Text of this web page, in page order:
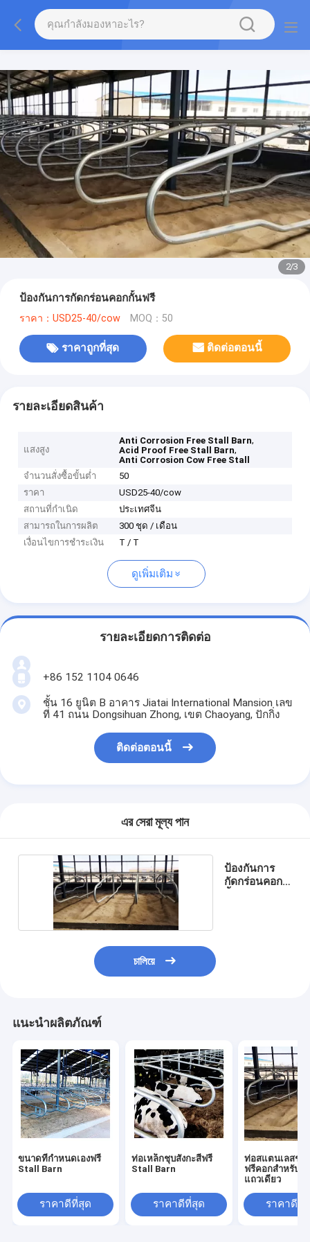
2/3
ป้องกันการกัดกร่อนคอกกั้นฟรี
ราคา：USD25-40/cow MOQ：50
ราคาถูกที่สุด ติดต่อตอนนี้
รายละเอียดสินค้า
แสงสูง
Anti Corrosion Free Stall Barn,
Acid Proof Free Stall Barn,
Anti Corrosion Cow Free Stall
จำนวนสั่งซื้อขั้นต่ำ
50
ราคา
USD25-40/cow
สถานที่กำเนิด
ประเทศจีน
สามารถในการผลิต
300 ชุด / เดือน
เงื่อนไขการชำระเงิน
T / T
ดูเพิ่มเติม
รายละเอียดการติดต่อ
+86 152 1104 0646
ชั้น 16 ยูนิต B อาคาร Jiatai International Mansion เลข
ที่ 41 ถนน Dongsihuan Zhong, เขต Chaoyang, ปักกิ่ง
ติดต่อตอนนี้
এর সেরা মূল্য পান
ป้องกันการ
กัดกร่อนคอก
চালিয়ে
แนะนำผลิตภัณฑ์
ขนาดที่กำหนดเองฟรี
Stall Barn
ราคาดีที่สุด
ท่อเหล็กชุบสังกะสีฟรี
Stall Barn
ราคาดีที่สุด
ท่อสแตนเลสชุบ
ฟรีคอกสำหรับวั
แถวเดียว
ราคาดีที่